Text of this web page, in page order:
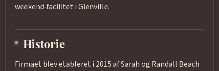
weekend‑facilitet i Glenville.
Historie
Firmaet blev etableret i 2015 af Sarah og Randall Beach